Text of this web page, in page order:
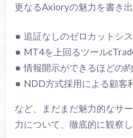
更なるAxioryの魅力を書き出
追証なしのゼロカットシ
MT4を上回るツール
情報開示ができるほどの
NDD方式採用による顧客
など、まだまだ魅力的なサ
力について、徹底的に観察